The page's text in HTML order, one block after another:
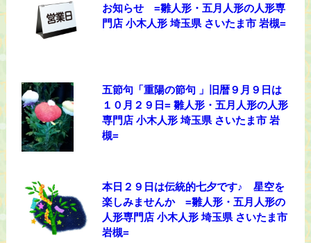
お知らせ =雛人形・五月人形の人形専
門店 小木人形 埼玉県 さいたま市 岩槻=
五節句「重陽の節句 」旧暦９月９日は
１０月２９日= 雛人形・五月人形の人形
専門店 小木人形 埼玉県 さいたま市 岩
槻=
本日２９日は伝統的七夕です♪ 星空を
楽しみませんか =雛人形・五月人形の
人形専門店 小木人形 埼玉県 さいたま市
岩槻=